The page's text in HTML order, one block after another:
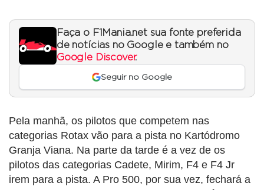
Faça o F1Mania.net sua fonte preferida
de notícias no Google e também no
Google Discover.
Seguir no Google
Pela manhã, os pilotos que competem nas
categorias Rotax vão para a pista no Kartódromo
Granja Viana. Na parte da tarde é a vez de os
pilotos das categorias Cadete, Mirim, F4 e F4 Jr
irem para a pista. A Pro 500, por sua vez, fechará a